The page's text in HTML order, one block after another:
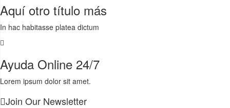
Aquí otro título más
In hac habitasse platea dictum
Ayuda Online 24/7
Lorem ipsum dolor sit amet.
Join Our Newsletter